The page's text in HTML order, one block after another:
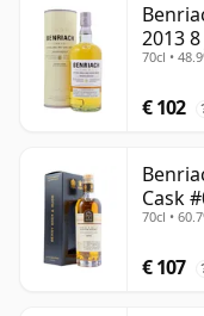
2013
70cl •
€ 102
Cask
70cl •
€ 107